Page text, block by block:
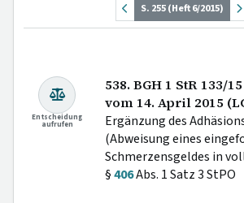
S. 255 (Heft 6/2015)
Entscheidung
aufrufen
538. BGH 1 StR 133/
vom 14. April 2015
Ergänzung des
(Abweisung eines
Schmerzensgeldes in
§406Abs. 1 Satz 3 StPO